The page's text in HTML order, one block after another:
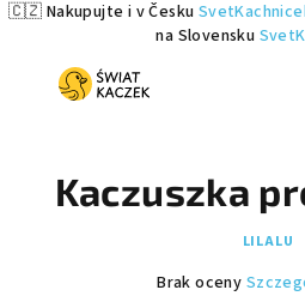
🇨🇿 Nakupujte i v Česku
na Slovensku
Kaczuszka
LILALU
Średnia
Brak oceny